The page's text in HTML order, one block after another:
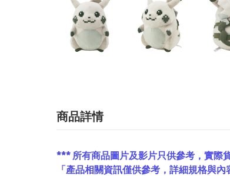
商品詳情
*** 所有商品圖片及影片只供參考，實際
「產品相關資訊僅供參考，詳細規格與